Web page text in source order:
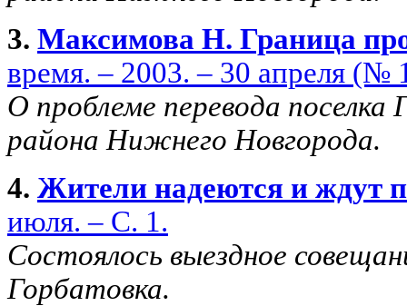
3. Максимова Н. Граница
время. – 2003. – 30 апреля (№
О проблеме перевода поселка
района Нижнего Новгорода.
4. Жители надеются и ждут
июля. – С. 1.
Состоялось выездное
Горбатовка.